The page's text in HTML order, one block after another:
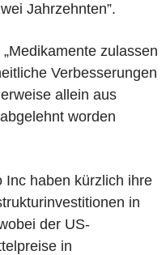
Jahrzehnten”.
zulassen
Verbesserungen
allein aus
worden
Inc haben kürzlich ihre
in
der US-
in